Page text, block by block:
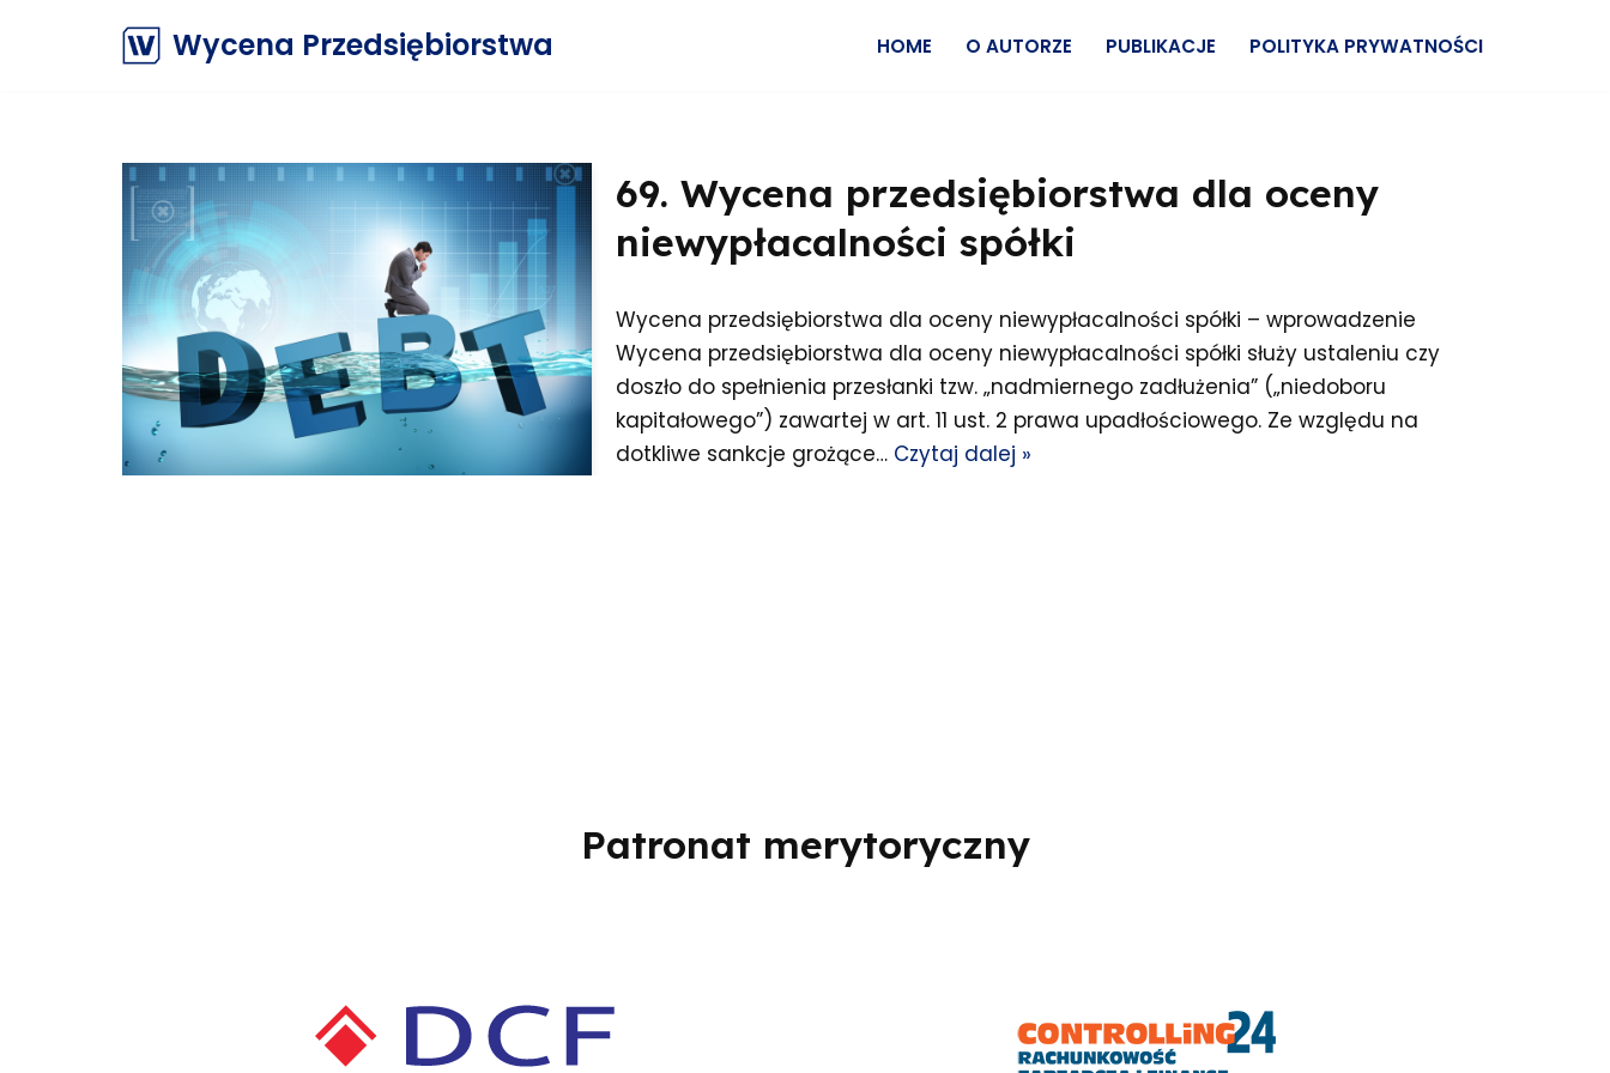
Wycena Przedsiębiorstwa HOME O AUTORZE PUBLIKACJE POLITYKA PRYWATNOŚCI
69. Wycena przedsiębiorstwa dla oceny
niewypłacalności spółki
Wycena przedsiębiorstwa dla oceny niewypłacalności spółki – wprowadzenie
Wycena przedsiębiorstwa dla oceny niewypłacalności spółki służy ustaleniu czy
doszło do spełnienia przesłanki tzw. „nadmiernego zadłużenia” („niedoboru
kapitałowego”) zawartej w art. 11 ust. 2 prawa upadłościowego. Ze względu na
dotkliwe sankcje grożące… Czytaj dalej »
Patronat merytoryczny